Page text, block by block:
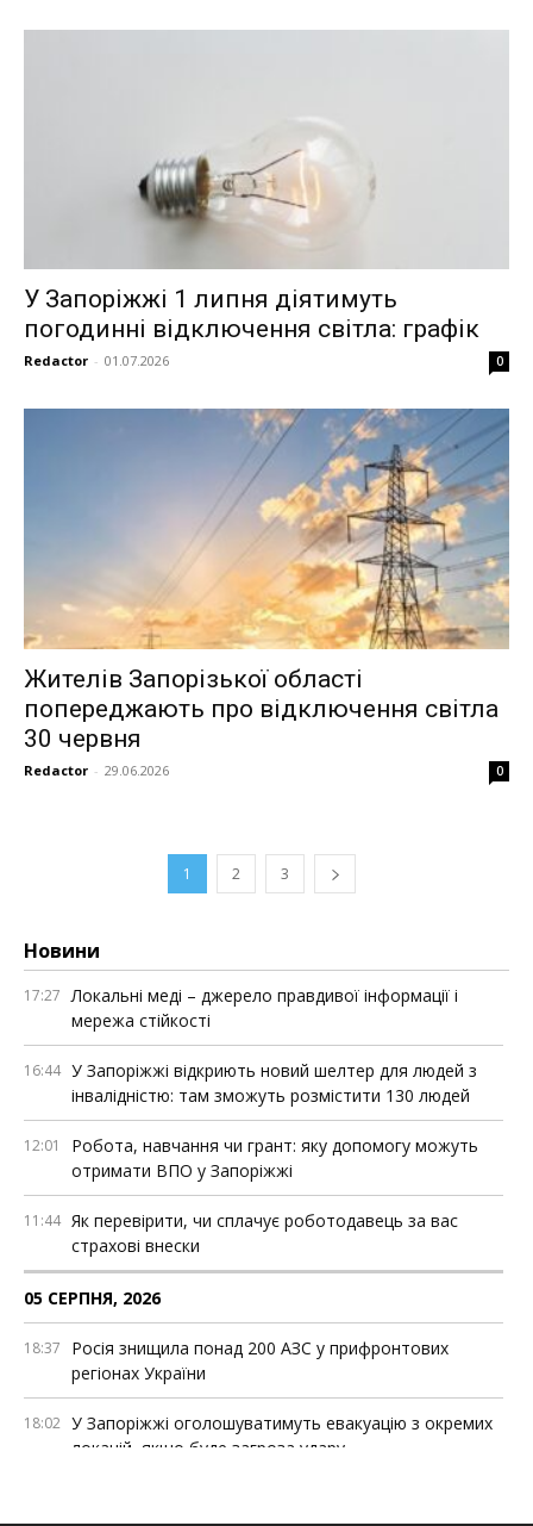
У Запоріжжі 1 липня діятимуть
погодинні відключення світла: графік
Redactor - 01.07.2026 0
Жителів Запорізької області
попереджають про відключення світла
30 червня
Redactor - 29.06.2026 0
1 2 3
Новини
17:27
Локальні меді – джерело правдивої інформації і
мережа стійкості
16:44 У Запоріжжі відкриють новий шелтер для людей з
інвалідністю: там зможуть розмістити 130 людей
12:01
Робота, навчання чи грант: яку допомогу можуть
отримати ВПО у Запоріжжі
11:44 Як перевірити, чи сплачує роботодавець за вас
страхові внески
05 СЕРПНЯ, 2026
18:37
Росія знищила понад 200 АЗС у прифронтових
регіонах України
18:02 У Запоріжжі оголошуватимуть евакуацію з окремих
локацій, якщо буде загроза удару